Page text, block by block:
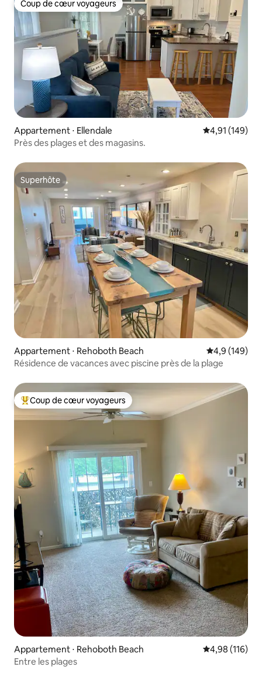
Coup de cœur voyageurs
Coup de cœur voyageurs
Appartement ⋅ Ellendale Évaluation
4,91 (149)
Près des plages et des magasins.
Superhôte
Superhôte
Appartement ⋅ Rehoboth Beach Évaluation
4,9 (149)
Résidence de vacances avec piscine près de la plage
Coups de cœur voyageurs les plus appréciés
Coup de cœur voyageurs
Appartement ⋅ Rehoboth Beach Évaluation
4,98 (116)
Entre les plages